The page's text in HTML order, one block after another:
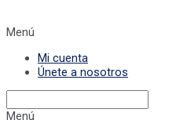
Menú
Mi cuenta
Únete a nosotros
Menú